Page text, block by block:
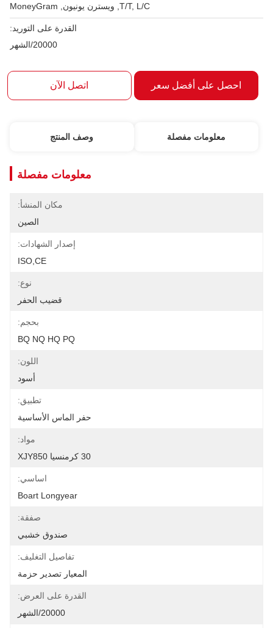
T/T, L/C, ويسترن يونيون, MoneyGram
القدرة على التوريد:
20000/الشهر
احصل على أفضل سعر اتصل الآن
معلومات مفصلة وصف المنتج
معلومات مفصلة
مكان المنشأ:
الصين
إصدار الشهادات:
ISO,CE
نوع:
قضيب الحفر
بحجم:
BQ NQ HQ PQ
اللون:
أسود
تطبيق:
حفر الماس الأساسية
مواد:
30 كرمنسيا XJY850
اساسي:
Boart Longyear
صفقة:
صندوق خشبي
تفاصيل التغليف:
المعيار تصدير حزمة
القدرة على العرض:
20000/الشهر